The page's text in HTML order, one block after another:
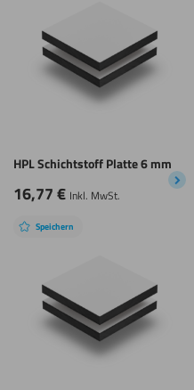
HPL Schichtstoff Platte 6 mm
16,77€ Inkl. MwSt.
Speichern